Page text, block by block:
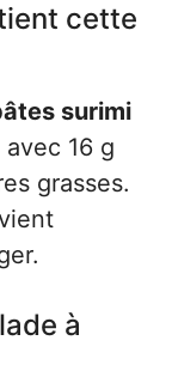
cette
surimi
16 g
grasses.
à